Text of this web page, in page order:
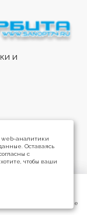
Сравнение
Сравнение
и
web-аналитики
Оставаясь
с
чтобы ваши